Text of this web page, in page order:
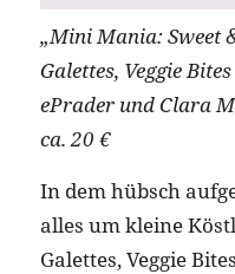
„Mini Mania: Sweet
Galettes, Veggie
ePrader und Clara
ca. 20 €
In dem hübsch
alles um kleine
Galettes, Veggie